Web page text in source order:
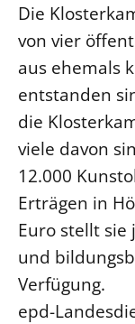
Die
von vier
aus ehemals
entstanden
die
viele davon
12.000
Erträgen in
Euro stellt sie
und
Verfügung.
epd-
Recht